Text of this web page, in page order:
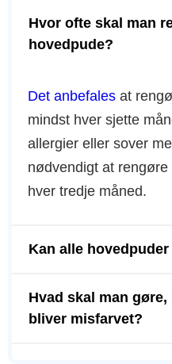
Hvor ofte skal man
hovedpude?
Det anbefales at
mindst hver sjette
allergier eller sover
nødvendigt at
hver tredje måned.
Kan alle
Hvad skal man
bliver misfarvet?